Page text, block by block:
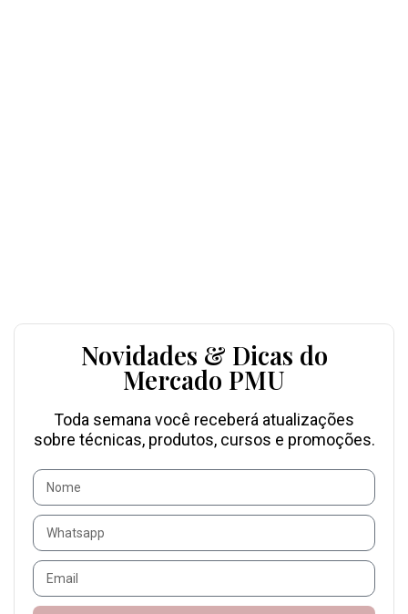
Novidades & Dicas do
Mercado PMU
Toda semana você receberá atualizações
sobre técnicas, produtos, cursos e promoções.